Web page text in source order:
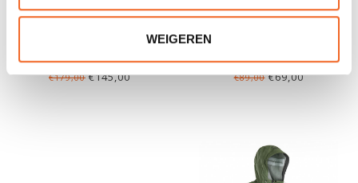
WEIGEREN
PALM KOLA HIGH BACK
€179,00€145,00 €89,00€69,00